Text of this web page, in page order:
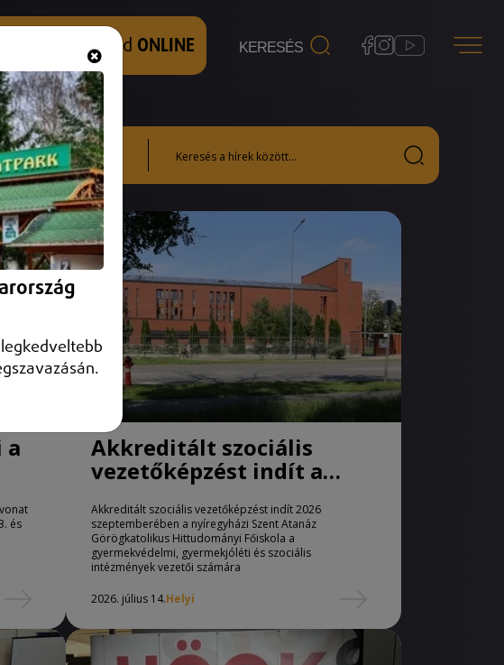
Hallgasd és nézd ONLINE
a
és
Akkreditált szociális
vezetőképzést indít a
nyíregyházi Szent Atanáz
Görögkatolikus
Hittudományi Fő
Akkreditált szociális vezetőképzést indít 2026
szeptemberében a nyíregyházi Szent Atanáz
Görögkatolikus Hittudományi Főiskola a
gyermekvédelmi, gyermekjóléti és szociális
intézmények vezetői számára
2026. július 14.Helyi